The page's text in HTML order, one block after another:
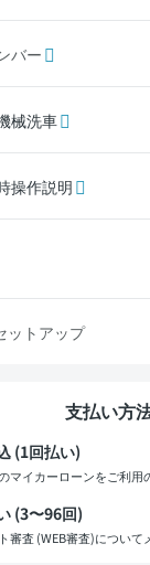
バー
械洗車
操作説明
ットアップ
支払い方
(1回払い)
マイカーローンをご利用
(3〜96回)
審査 (WEB審査)について